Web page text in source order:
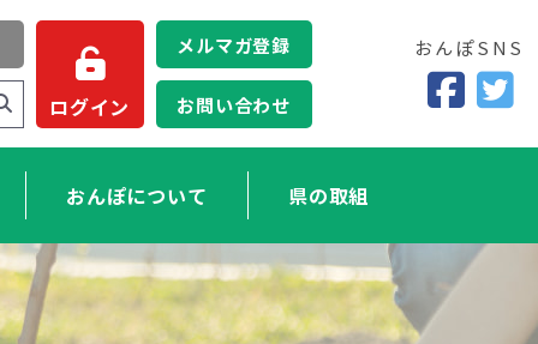
ログイン
おんぽについて 県の取組
メルマガ登録
お問い合わせ
おんぽSNS